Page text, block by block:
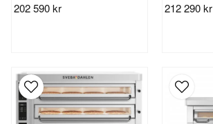
202 590 kr 212 290 kr